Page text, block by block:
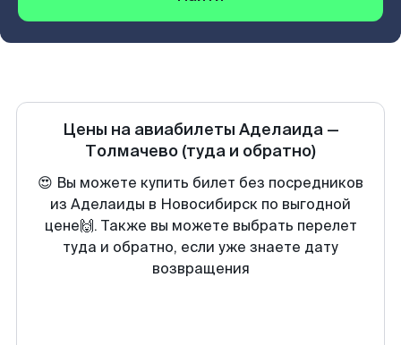
Цены на авиабилеты Аделаида—
Толмачево (туда и обратно)
😍 Вы можете купить билет без посредников
из Аделаиды в Новосибирск по выгодной
цене🙌. Также вы можете выбрать перелет
туда и обратно, если уже знаете дату
возвращения